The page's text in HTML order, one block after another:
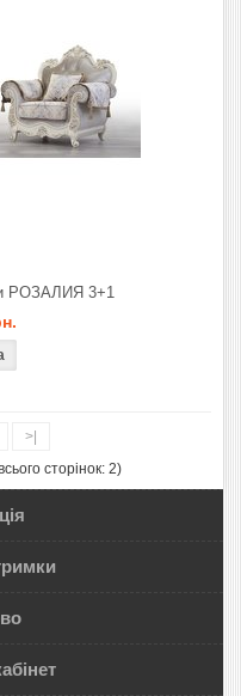
РОЗАЛИЯ 3+1
>|
сторінок: 2)